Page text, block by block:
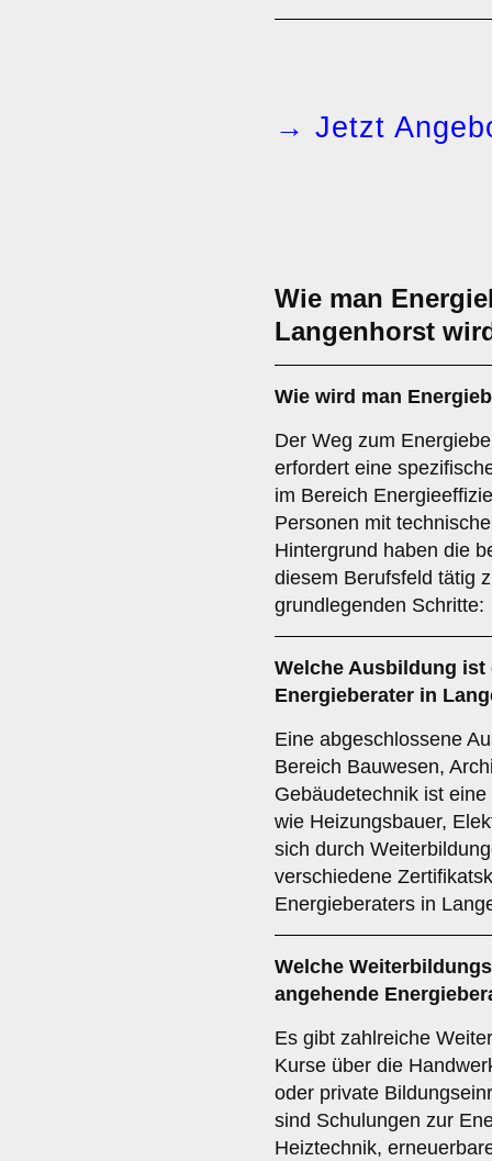
→ Jetzt
Wie man
Langenhorst
Wie wird man
Der Weg zum
erfordert eine
im Bereich
Personen mit
Hintergrund haben die
diesem Berufsfeld tätig
grundlegenden Schritte:
Welche Ausbildung ist
Energieberater in
Eine abgeschlossene
Bereich Bauwesen,
Gebäudetechnik ist
wie Heizungsbauer,
sich durch
verschiedene
Energieberaters in
Welche
angehende
Es gibt zahlreiche
Kurse über die
oder private
sind Schulungen zur
Heiztechnik,